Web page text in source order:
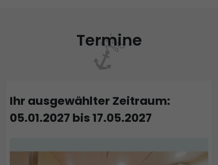
Termine
Ihr ausgewählter Zeitraum:
05.01.2027 bis 17.05.2027